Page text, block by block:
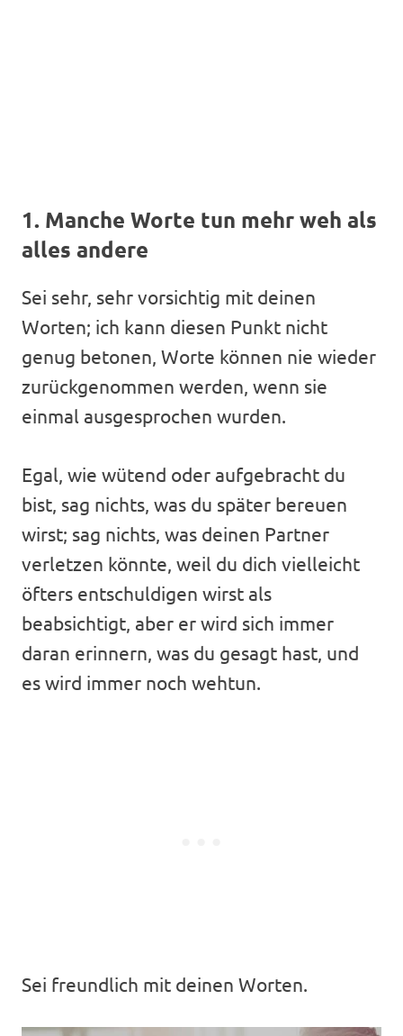
1. Manche Worte tun mehr weh als
alles andere
Sei sehr, sehr vorsichtig mit deinen
Worten; ich kann diesen Punkt nicht
genug betonen, Worte können nie wieder
zurückgenommen werden, wenn sie
einmal ausgesprochen wurden.
Egal, wie wütend oder aufgebracht du
bist, sag nichts, was du später bereuen
wirst; sag nichts, was deinen Partner
verletzen könnte, weil du dich vielleicht
öfters entschuldigen wirst als
beabsichtigt, aber er wird sich immer
daran erinnern, was du gesagt hast, und
es wird immer noch wehtun.
Sei freundlich mit deinen Worten.